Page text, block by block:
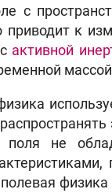
с
приводит к
активной
не
физика